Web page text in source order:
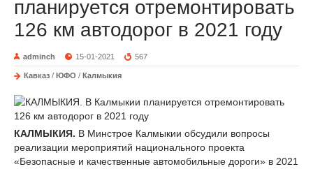
планируется отремонтировать
126 км автодорог в 2021 году
adminch 15-01-2021 567
Кавказ / ЮФО / Калмыкия
КАЛМЫКИЯ. В Минстрое Калмыкии обсудили вопросы
реализации мероприятий национального проекта
«Безопасные и качественные автомобильные дороги» в 2021